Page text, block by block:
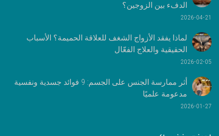
الدفء بين الزوجين؟
2026-04-21
لماذا يفقد الأزواج الشغف للعلاقة الحميمة؟ الأسباب
الحقيقية والعلاج الفعّال
2026-02-05
أثر ممارسة الجنس على الجسم: 9 فوائد جسدية ونفسية
مدعومة علميًا
2026-01-27